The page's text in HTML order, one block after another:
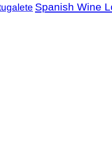
Spanish Wine